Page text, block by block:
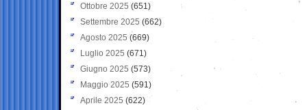
Ottobre 2025 (651)
Settembre 2025 (662)
Agosto 2025 (669)
Luglio 2025 (671)
Giugno 2025 (573)
Maggio 2025 (591)
Aprile 2025 (622)